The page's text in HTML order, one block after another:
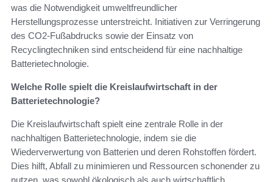
was die Notwendigkeit umweltfreundlicher
Herstellungsprozesse unterstreicht. Initiativen zur Verringerung
des CO2-Fußabdrucks sowie der Einsatz von
Recyclingtechniken sind entscheidend für eine nachhaltige
Batterietechnologie.
Welche Rolle spielt die Kreislaufwirtschaft in der
Batterietechnologie?
Die Kreislaufwirtschaft spielt eine zentrale Rolle in der
nachhaltigen Batterietechnologie, indem sie die
Wiederverwertung von Batterien und deren Rohstoffen fördert.
Dies hilft, Abfall zu minimieren und Ressourcen schonender zu